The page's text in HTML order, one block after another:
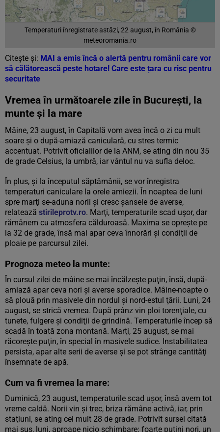
Temperaturi înregistrate astăzi, 22 august, în România ©
meteoromania.ro
Citește și: MAI a emis încă o alertă pentru românii care vor
să călătorească peste hotare! Care este țara cu risc pentru
securitate
Vremea în următoarele zile în Bucureşti, la
munte şi la mare
Mâine, 23 august, în Capitală vom avea încă o zi cu mult
soare şi o după-amiază caniculară, cu stres termic
accentuat. Potrivit oficialilor de la ANM, se ating din nou 35
de grade Celsius, la umbră, iar vântul nu va sufla deloc.
În plus, și la începutul săptămânii, se vor înregistra
temperaturi caniculare la orele amiezii. În noaptea de luni
spre marţi se-aduna norii şi cresc şansele de averse,
relatează stirileprotv.ro. Marţi, temperaturile scad uşor, dar
rămânem cu atmosfera călduroasă. Maxima se opreşte pe
la 32 de grade, însă mai apar ceva înnorări şi condiţii de
ploaie pe parcursul zilei.
Prognoza meteo la munte:
În cursul zilei de mâine se mai încălzeşte puţin, însă, după-
amiază apar ceva nori şi averse sporadice. Mâine-noapte o
să plouă prin masivele din nordul şi nord-estul ţării. Luni, 24
august, se strică vremea. După prânz vin ploi torenţiale, cu
tunete, fulgere şi condiţii de grindină. Temperaturile încep să
scadă în toată zona montană. Marţi, 25 august, se mai
răcoreşte puţin, în special în masivele sudice. Instabilitatea
persista, apar alte serii de averse şi se pot strânge cantităţi
însemnate de apă.
Cum va fi vremea la mare:
Duminică, 23 august, temperaturile scad uşor, însă avem tot
vreme caldă. Norii vin şi trec, briza rămâne activă, iar, prin
staţiuni, se ating cel mult 28 de grade. Potrivit sursei citată
mai sus, luni, aproape nicio schimbare: foarte puţini nori, un